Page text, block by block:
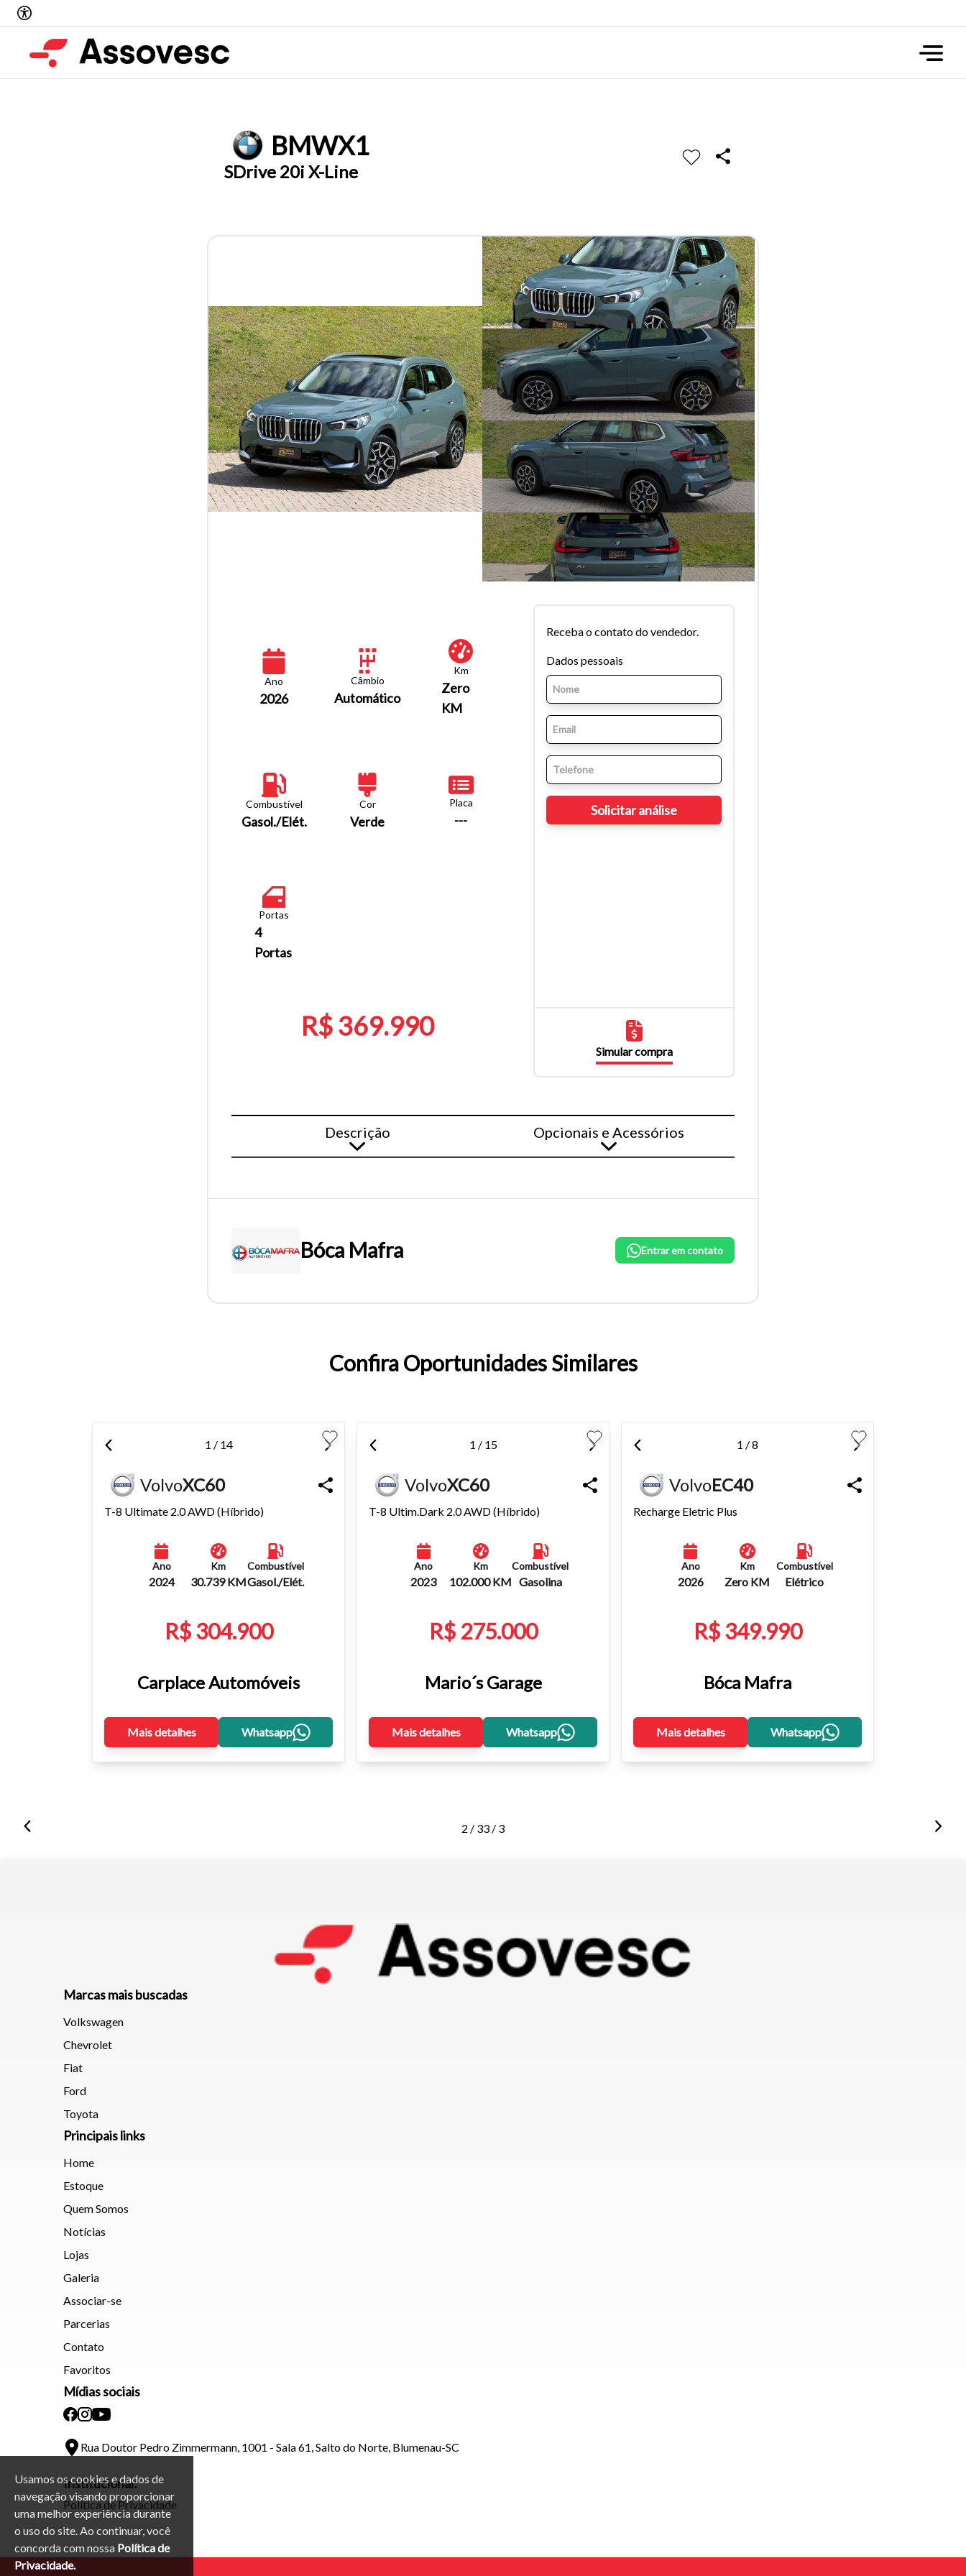
Usamos os cookies e dados de
navegação visando proporcionar
uma melhor experiência durante
o uso do site. Ao continuar, você
concorda com nossa Política de
Privacidade.
BMWX1
SDrive 20i X-Line
Ano
2026
Câmbio
Automático
Km
Zero
KM
Combustível
Gasol./Elét.
Cor
Verde
Placa
---
Portas
4
Portas
R$ 369.990
Receba o contato do vendedor.
Dados pessoais
Simular compra
Descrição Opcionais e Acessórios
Bóca Mafra Entrar em contato
Confira Oportunidades Similares
1 / 14
VolvoXC60
T-8 Ultimate 2.0 AWD (Híbrido)
Ano
2024
Km
30.739 KM
Combustível
Gasol./Elét.
R$ 304.900
Carplace Automóveis
Mais detalhes Whatsapp
1 / 15
VolvoXC60
T-8 Ultim.Dark 2.0 AWD (Híbrido)
Ano
2023
Km
102.000 KM
Combustível
Gasolina
R$ 275.000
Mario´s Garage
Mais detalhes Whatsapp
1 / 8
VolvoEC40
Recharge Eletric Plus
Ano
2026
Km
Zero KM
Combustível
Elétrico
R$ 349.990
Bóca Mafra
Mais detalhes Whatsapp
2 / 33 / 3
Marcas mais buscadas
Volkswagen
Chevrolet
Fiat
Ford
Toyota
Principais links
Home
Estoque
Quem Somos
Notícias
Lojas
Galeria
Associar-se
Parcerias
Contato
Favoritos
Mídias sociais
Rua Doutor Pedro Zimmermann, 1001 - Sala 61, Salto do Norte, Blumenau-SC
Institucional:
Política de Privacidade